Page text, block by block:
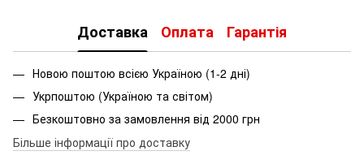
Доставка Оплата Гарантія
Новою поштою всією Україною (1-2 дні)
Укрпоштою (Україною та світом)
Безкоштовно за замовлення від 2000 грн
Більше інформації про доставку